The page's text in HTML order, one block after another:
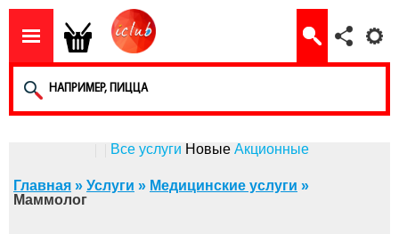
Все услуги Новые Акционные
Главная » Услуги » Медицинские услуги »
Маммолог